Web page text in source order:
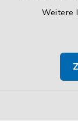
Weitere